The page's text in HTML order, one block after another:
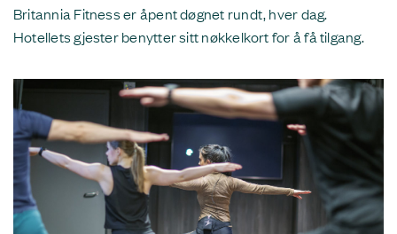
Britannia Fitness er åpent døgnet rundt, hver dag.
Hotellets gjester benytter sitt nøkkelkort for å få tilgang.